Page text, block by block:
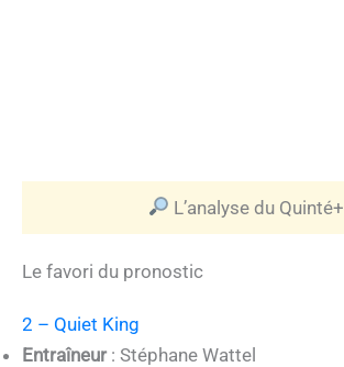
L’analyse du Quinté+
Le favori du pronostic
2 – Quiet King
Entraîneur: Stéphane Wattel